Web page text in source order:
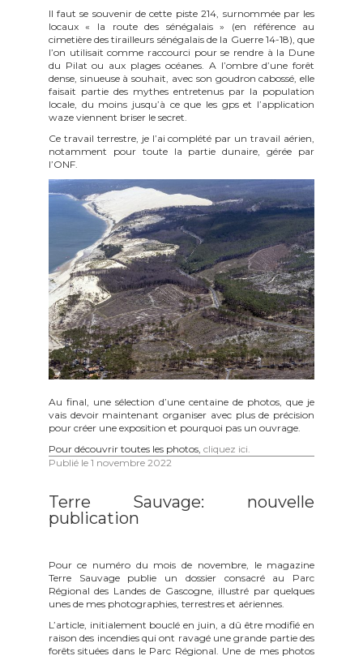
Il faut se souvenir de cette piste 214, surnommée par les
locaux « la route des sénégalais » (en référence au
cimetière des tirailleurs sénégalais de la Guerre 14-18), que
l’on utilisait comme raccourci pour se rendre à la Dune
du Pilat ou aux plages océanes. A l’ombre d’une forêt
dense, sinueuse à souhait, avec son goudron cabossé, elle
faisait partie des mythes entretenus par la population
locale, du moins jusqu’à ce que les gps et l’application
waze viennent briser le secret.
Ce travail terrestre, je l’ai complété par un travail aérien,
notamment pour toute la partie dunaire, gérée par
l’ONF.
Au final, une sélection d’une centaine de photos, que je
vais devoir maintenant organiser avec plus de précision
pour créer une exposition et pourquoi pas un ouvrage.
Pour découvrir toutes les photos, cliquez ici.
Publié le 1 novembre 2022
Terre Sauvage: nouvelle
publication
Pour ce numéro du mois de novembre, le magazine
Terre Sauvage publie un dossier consacré au Parc
Régional des Landes de Gascogne, illustré par quelques
unes de mes photographies, terrestres et aériennes.
L’article, initialement bouclé en juin, a dû être modifié en
raison des incendies qui ont ravagé une grande partie des
forêts situées dans le Parc Régional. Une de mes photos